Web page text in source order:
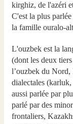
kirghiz, de l'azéri
C'est la plus
la famille ouralo-
L'ouzbek est la
(dont les deux
l’ouzbek du Nord,
dialectales
aussi parlée par
parlé par des
frontaliers,